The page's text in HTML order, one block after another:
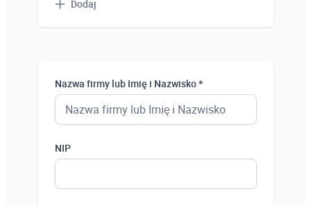
Dodaj
Nazwa firmy lub Imię i Nazwisko *
NIP